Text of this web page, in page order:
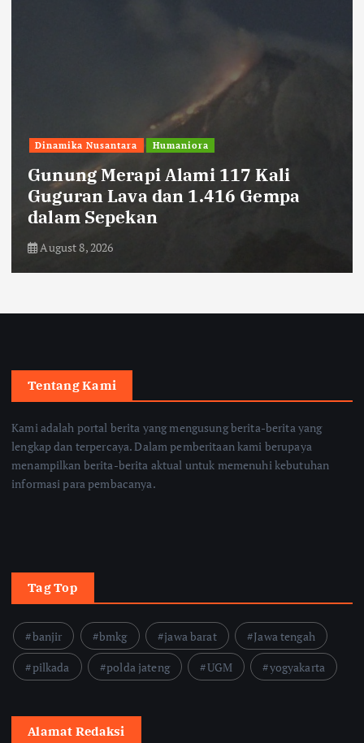
Sepak Bola
Persib Datangkan Bek Tengah Asal
Kroasia, Danijel Loncar
August 8, 2026
Tentang Kami
Kami adalah portal berita yang mengusung berita-berita yang
lengkap dan terpercaya. Dalam pemberitaan kami berupaya
menampilkan berita-berita aktual untuk memenuhi kebutuhan
informasi para pembacanya.
Tag Top
banjir bmkg jawa barat
Jawa tengah
pilkada
polda jateng UGM yogyakarta
Alamat Redaksi